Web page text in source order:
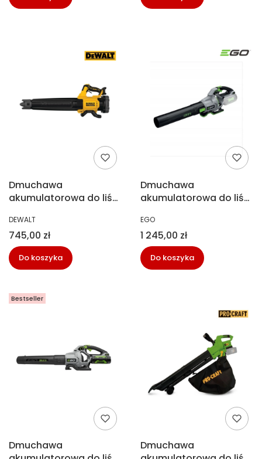
Dmuchawa
akumulatorowa do liści
DCMBL562N
PRODUCENT
DEWALT
Cena
745,00 zł
Do koszyka
Dmuchawa
akumulatorowa do liści
PRODUCENT
EGO
Cena
1 245,00 zł
Do koszyka
Bestseller
Dmuchawa
Dmuchawa